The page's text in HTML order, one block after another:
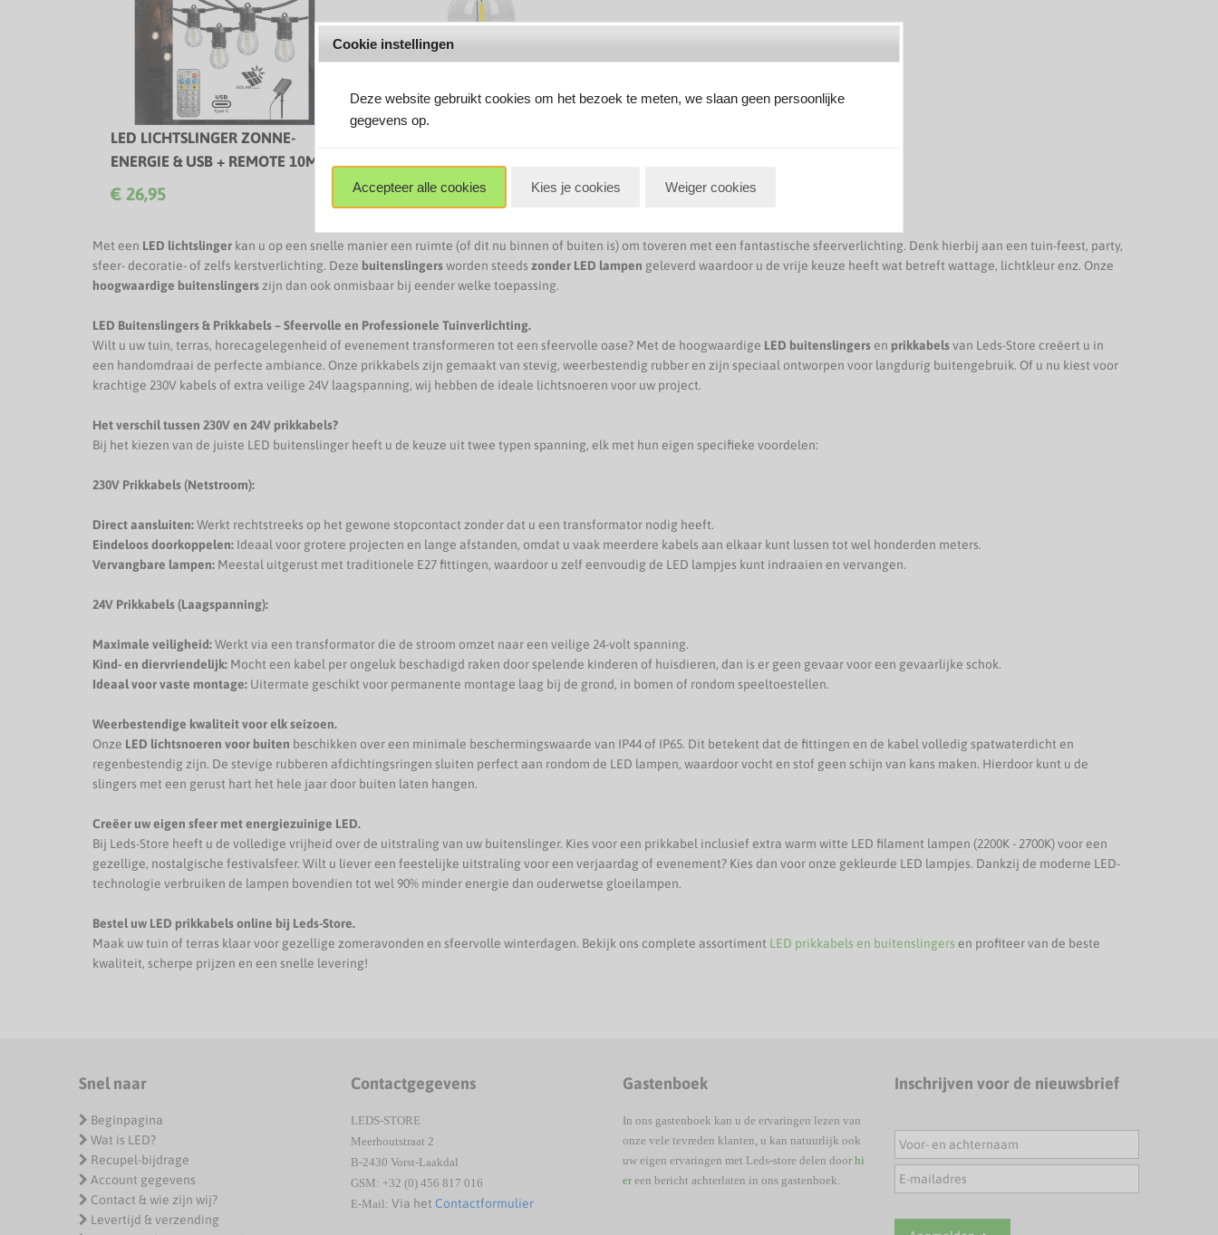
LED LICHTSLINGER ZONNE-
ENERGIE & USB + REMOTE 10M
met handige afstandsbediening!
€ 26,95
24V/AC E12 1W 75LM 2700K
Onbreekbaar dankzij de de
transparante op glas lijkende cover -
€ 1,25
Met een LED lichtslinger kan u op een snelle manier een ruimte (of dit nu binnen of buiten is) om toveren met een fantastische sfeerverlichting. Denk hierbij aan een tuin-feest, party,
sfeer- decoratie- of zelfs kerstverlichting. Deze buitenslingersworden steeds zonder LED lampen geleverd waardoor u de vrije keuze heeft wat betreft wattage, lichtkleur enz. Onze
hoogwaardige buitenslingers zijn dan ook onmisbaar bij eender welke toepassing.
LED Buitenslingers & Prikkabels – Sfeervolle en Professionele Tuinverlichting.
Wilt u uw tuin, terras, horecagelegenheid of evenement transformeren tot een sfeervolle oase? Met de hoogwaardige LED buitenslingers en prikkabelsvan Leds-Store creëert u in
een handomdraai de perfecte ambiance. Onze prikkabels zijn gemaakt van stevig, weerbestendig rubber en zijn speciaal ontworpen voor langdurig buitengebruik. Of u nu kiest voor
krachtige 230V kabels of extra veilige 24V laagspanning, wij hebben de ideale lichtsnoeren voor uw project.
Het verschil tussen 230V en 24V prikkabels?
Bij het kiezen van de juiste LED buitenslinger heeft u de keuze uit twee typen spanning, elk met hun eigen specifieke voordelen:
230V Prikkabels (Netstroom):
Direct aansluiten:Werkt rechtstreeks op het gewone stopcontact zonder dat u een transformator nodig heeft.
Eindeloos doorkoppelen: Ideaal voor grotere projecten en lange afstanden, omdat u vaak meerdere kabels aan elkaar kunt lussen tot wel honderden meters.
Vervangbare lampen: Meestal uitgerust met traditionele E27 fittingen, waardoor u zelf eenvoudig de LED lampjes kunt indraaien en vervangen.
24V Prikkabels (Laagspanning):
Maximale veiligheid:Werkt via een transformator die de stroom omzet naar een veilige 24-volt spanning.
Kind- en diervriendelijk: Mocht een kabel per ongeluk beschadigd raken door spelende kinderen of huisdieren, dan is er geen gevaar voor een gevaarlijke schok.
Ideaal voor vaste montage: Uitermate geschikt voor permanente montage laag bij de grond, in bomen of rondom speeltoestellen.
Weerbestendige kwaliteit voor elk seizoen.
Onze LED lichtsnoeren voor buiten beschikken over een minimale beschermingswaarde van IP44 of IP65. Dit betekent dat de fittingen en de kabel volledig spatwaterdicht en
regenbestendig zijn. De stevige rubberen afdichtingsringen sluiten perfect aan rondom de LED lampen, waardoor vocht en stof geen schijn van kans maken. Hierdoor kunt u de
slingers met een gerust hart het hele jaar door buiten laten hangen.
Creëer uw eigen sfeer met energiezuinige LED.
Bij Leds-Store heeft u de volledige vrijheid over de uitstraling van uw buitenslinger. Kies voor een prikkabel inclusief extra warm witte LED filament lampen (2200K - 2700K) voor een
gezellige, nostalgische festivalsfeer. Wilt u liever een feestelijke uitstraling voor een verjaardag of evenement? Kies dan voor onze gekleurde LED lampjes. Dankzij de moderne LED-
technologie verbruiken de lampen bovendien tot wel 90% minder energie dan ouderwetse gloeilampen.
Bestel uw LED prikkabels online bij Leds-Store.
Maak uw tuin of terras klaar voor gezellige zomeravonden en sfeervolle winterdagen. Bekijk ons complete assortiment LED prikkabels en buitenslingers en profiteer van de beste
kwaliteit, scherpe prijzen en een snelle levering!
Snel naar
Beginpagina
Wat is LED?
Recupel-bijdrage
Account gegevens
Contact & wie zijn wij?
Levertijd & verzending
Contactgegevens
LEDS-STORE
Meerhoutstraat 2
B-2430 Vorst-Laakdal
GSM: +32 (0) 456 817 016
E-Mail: Via het Contactformulier
Gastenboek
In ons gastenboek kan u de ervaringen lezen van
onze vele tevreden klanten, u kan natuurlijk ook
uw eigen ervaringen met Leds-store delen door hi
ereen bericht achterlaten in ons gastenboek.
Inschrijven voor de nieuwsbrief
Cookie instellingen
Deze website gebruikt cookies om het bezoek te meten, we slaan geen persoonlijke
gegevens op.
Accepteer alle cookies Kies je cookies Weiger cookies